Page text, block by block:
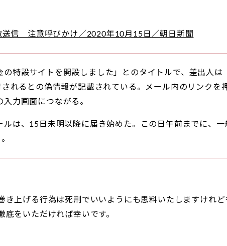
信 注意呼びかけ／2020年10月15日／朝日新聞
の特設サイトを開設しました」とのタイトルで、差出人
れるとの偽情報が記載されている。メール内のリンクを
力画面につながる。
は、15日未明以降に届き始めた。この日午前までに、
き上げる行為は死刑でいいようにも思料いたしますけれ
をいただければ幸いです。